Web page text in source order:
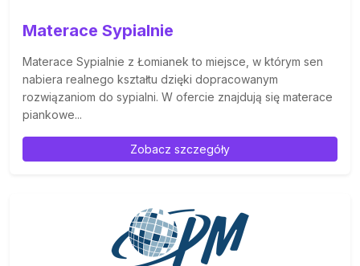
Materace Sypialnie
Materace Sypialnie z Łomianek to miejsce, w którym sen
nabiera realnego kształtu dzięki dopracowanym
rozwiązaniom do sypialni. W ofercie znajdują się materace
piankowe...
Zobacz szczegóły